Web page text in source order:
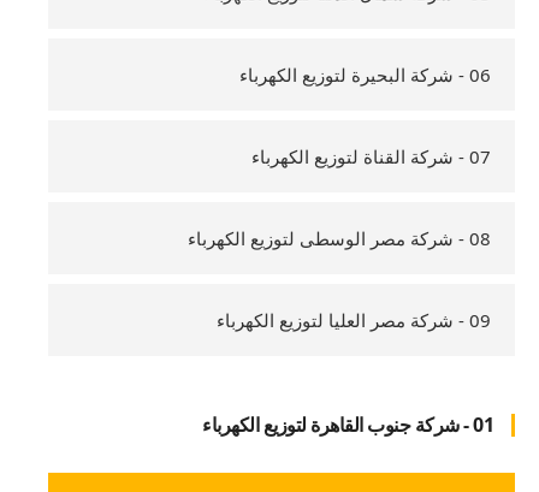
06 - شركة البحيرة لتوزيع الكهرباء
07 - شركة القناة لتوزيع الكهرباء
08 - شركة مصر الوسطى لتوزيع الكهرباء
09 - شركة مصر العليا لتوزيع الكهرباء
01 - شركة جنوب القاهرة لتوزيع الكهرباء